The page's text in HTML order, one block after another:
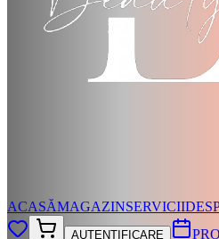
ACASĂMAGAZINSERVICII
AUTENTIFICARE